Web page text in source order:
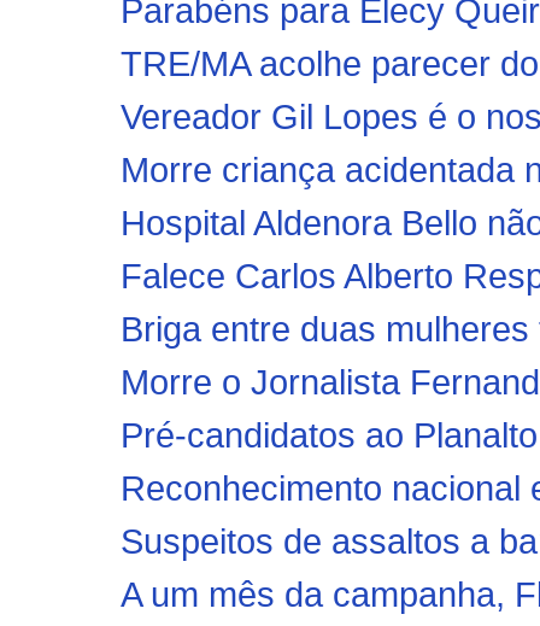
Parabéns para Elecy
TRE/MA acolhe parecer
Vereador Gil Lopes é o
Morre criança acidentada
Hospital Aldenora Bello
Falece Carlos Alberto
Briga entre duas
Morre o Jornalista
Pré-candidatos ao
Reconhecimento nacional
Suspeitos de assaltos a
A um mês da campanha,